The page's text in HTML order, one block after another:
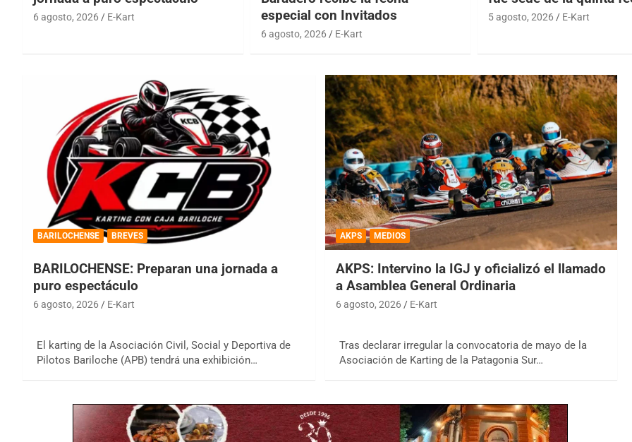
6 agosto, 2026 E-Kart
especial con Invitados
6 agosto, 2026 E-Kart
5 agosto, 2026 E-Kart
BARILOCHENSE BREVES
BARILOCHENSE: Preparan una jornada a
puro espectáculo
6 agosto, 2026 E-Kart
El karting de la Asociación Civil, Social y Deportiva de
Pilotos Bariloche (APB) tendrá una exhibición…
AKPS MEDIOS
AKPS: Intervino la IGJ y oficializó el llamado
a Asamblea General Ordinaria
6 agosto, 2026 E-Kart
Tras declarar irregular la convocatoria de mayo de la
Asociación de Karting de la Patagonia Sur…